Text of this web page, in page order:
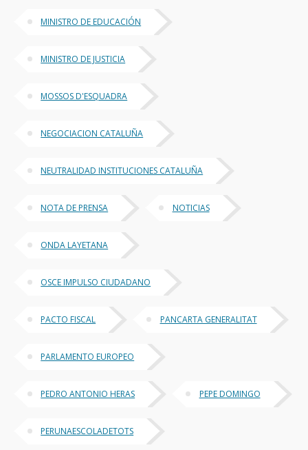
MINISTRO DE EDUCACIÓN
MINISTRO DE JUSTICIA
MOSSOS D'ESQUADRA
NEGOCIACION CATALUÑA
NEUTRALIDAD INSTITUCIONES CATALUÑA
NOTA DE PRENSA NOTICIAS
ONDA LAYETANA
OSCE IMPULSO CIUDADANO
PACTO FISCAL PANCARTA GENERALITAT
PARLAMENTO EUROPEO
PEDRO ANTONIO HERAS PEPE DOMINGO
PERUNAESCOLADETOTS